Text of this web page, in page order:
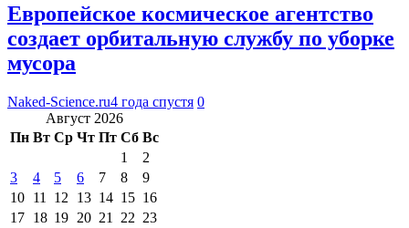
Европейское космическое агентство
создает орбитальную службу по уборке
мусора
Naked-Science.ru4 года спустя 0
Август 2026
Пн Вт Ср Чт Пт Сб Вс
1
2
3
4 5 6 7 8
9
10 11 12 13 14 15 16
17 18 19 20 21 22 23